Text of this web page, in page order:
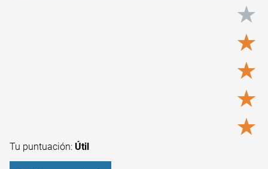
★
★
★
★
★
Tu puntuación: Útil